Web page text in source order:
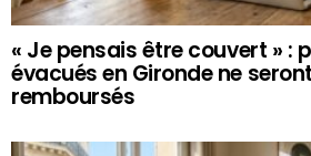
« Je pensais être couvert » :
évacués en Gironde ne
remboursés